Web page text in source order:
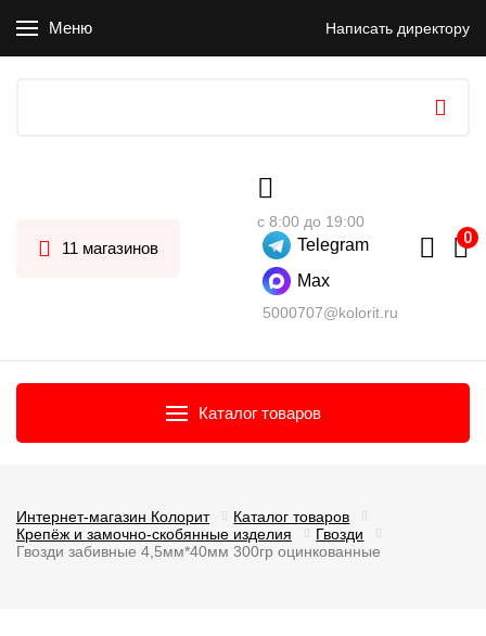
Меню Написать директору
11 магазинов
с 8:00 до 19:00
Telegram
Max
5000707@kolorit.ru
Каталог товаров
Интернет-магазин Колорит
Каталог товаров
Крепёж и замочно-скобянные изделия
Гвозди
Гвозди забивные 4,5мм*40мм 300гр оцинкованные